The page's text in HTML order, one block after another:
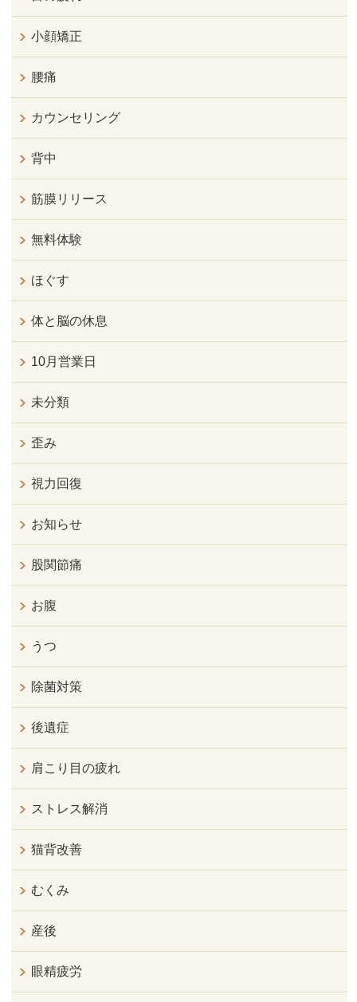
小顔矯正
腰痛
カウンセリング
背中
筋膜リリース
無料体験
ほぐす
体と脳の休息
10月営業日
未分類
歪み
視力回復
お知らせ
股関節痛
お腹
うつ
除菌対策
後遺症
肩こり目の疲れ
ストレス解消
猫背改善
むくみ
産後
眼精疲労